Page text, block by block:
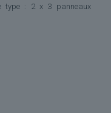
type : 2 x 3 panneaux